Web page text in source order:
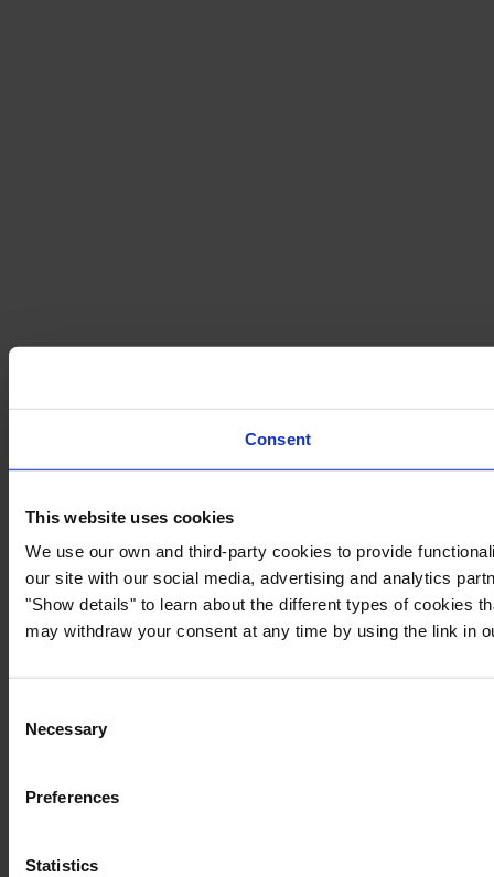
Consent
This website uses cookies
We use our own and third-party cookies to provide
our site with our social media, advertising and analytics
"Show details" to learn about the different types of cookies
may withdraw your consent at any time by using the link in
Selection
Necessary
Preferences
Statistics